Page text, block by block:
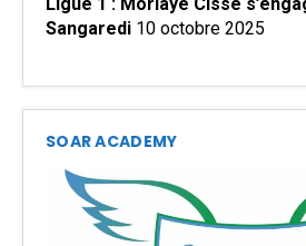
Sangaredi 10 octobre 2025
SOAR ACADEMY